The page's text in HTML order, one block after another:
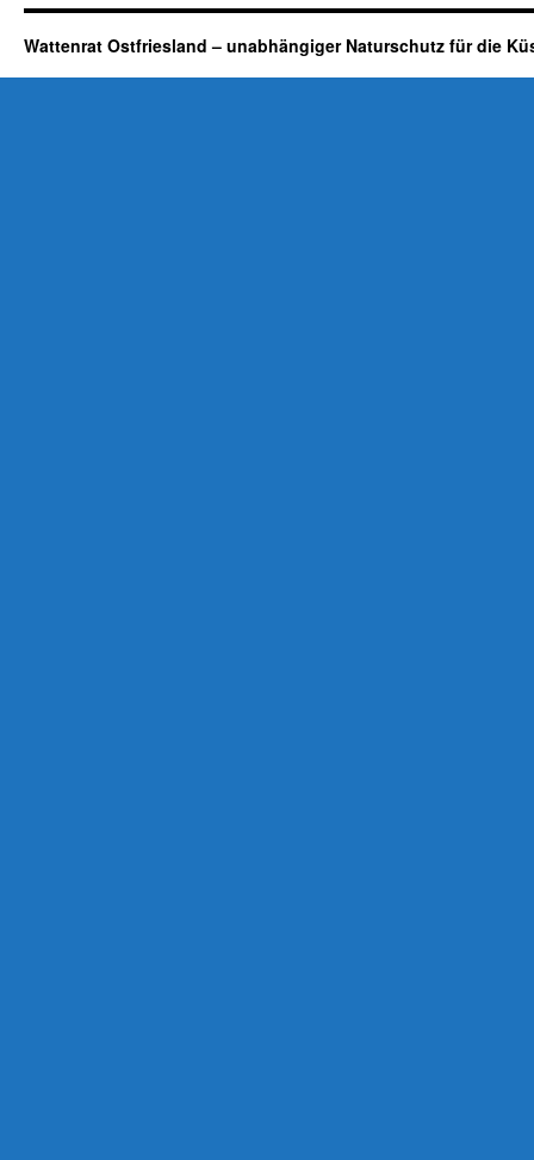
Wattenrat Ostfriesland – unabhängiger Naturschutz für die